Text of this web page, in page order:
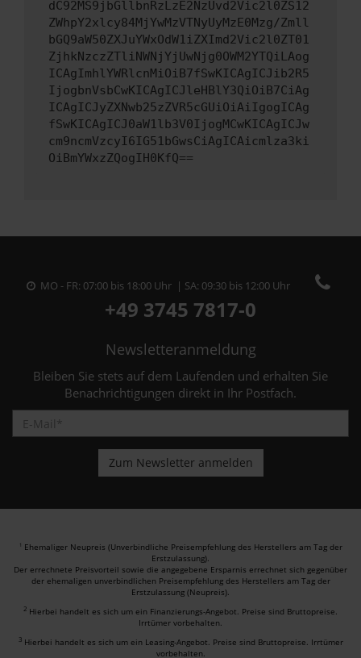
dC92MS9jbGllbnRzLzE2NzUvd2Vic2l0ZS12
ZWhpY2xlcy84MjYwMzVTNyUyMzE0Mzg/Zmll
bGQ9aW50ZXJuYWxOdW1iZXImd2Vic2l0ZT01
ZjhkNzczZTliNWNjYjUwNjg0OWM2YTQiLAog
ICAgImhlYWRlcnMiOiB7fSwKICAgICJib2R5
IjogbnVsbCwKICAgICJleHBlY3QiOiB7CiAg
ICAgICJyZXNwb25zZVR5cGUiOiAiIgogICAg
fSwKICAgICJ0aW1lb3V0IjogMCwKICAgICJw
cm9ncmVzcyI6IG51bGwsCiAgICAicmlza3ki
OiBmYWxzZQogIH0KfQ==
MO - FR: 07:00 bis 18:00 Uhr | SA: 09:30 bis 12:00 Uhr
+49 3745 7817-0
Newsletteranmeldung
Bleiben Sie stets auf dem Laufenden und erhalten Sie
Benachrichtigungen direkt in Ihr Postfach.
1 Ehemaliger Neupreis (Unverbindliche Preisempfehlung des Herstellers am Tag der
Erstzulassung).
Der errechnete Preisvorteil sowie die angegebene Ersparnis errechnet sich gegenüber
der ehemaligen unverbindlichen Preisempfehlung des Herstellers am Tag der
Erstzulassung (Neupreis).
2 Hierbei handelt es sich um ein Finanzierungs-Angebot. Preise sind Bruttopreise.
Irrtümer vorbehalten.
3 Hierbei handelt es sich um ein Leasing-Angebot. Preise sind Bruttopreise. Irrtümer
vorbehalten.